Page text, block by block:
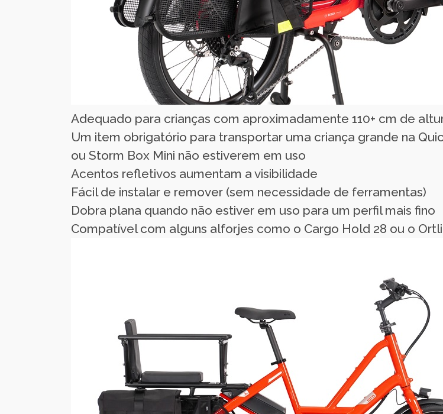
Adequado para crianças com aproximadamente 110+ cm de
Um item obrigatório para transportar uma criança grande na
ou Storm Box Mini não estiverem em uso
Acentos refletivos aumentam a visibilidade
Fácil de instalar e remover (sem necessidade de ferramentas)
Dobra plana quando não estiver em uso para um perfil mais fino
Compatível com alguns alforjes como o Cargo Hold 28 ou o